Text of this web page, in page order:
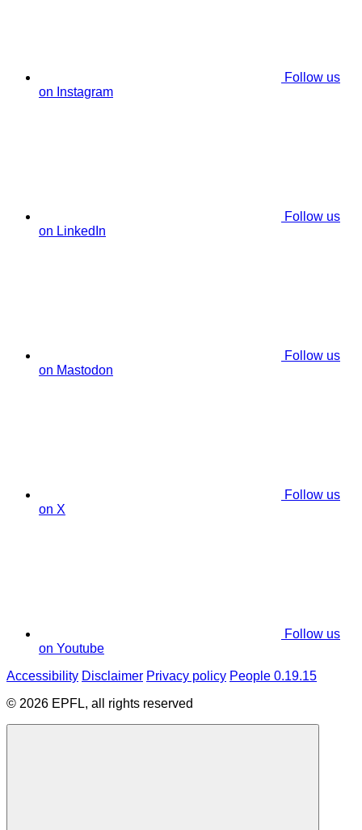
Follow us
on Instagram
Follow us
on LinkedIn
Follow us
on Mastodon
Follow us
on X
Follow us
on Youtube
Accessibility Disclaimer Privacy policy People 0.19.15
© 2026 EPFL, all rights reserved